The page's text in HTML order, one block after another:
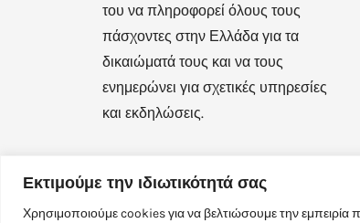
Εκτιμούμε την ιδιωτικότητά σας
Χρησιμοποιούμε cookies για να βελτιώσουμε την
του να πληροφορεί όλους τους
πάσχοντες στην Ελλάδα για τα
δικαιώματά τους και να τους
ενημερώνει για σχετικές υπηρεσίες
και εκδηλώσεις.